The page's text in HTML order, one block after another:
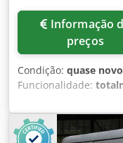
preços
Condição: quase
Funcionalidade:
refrigerado Atlas
Aozrtbijg Esck 14 bar